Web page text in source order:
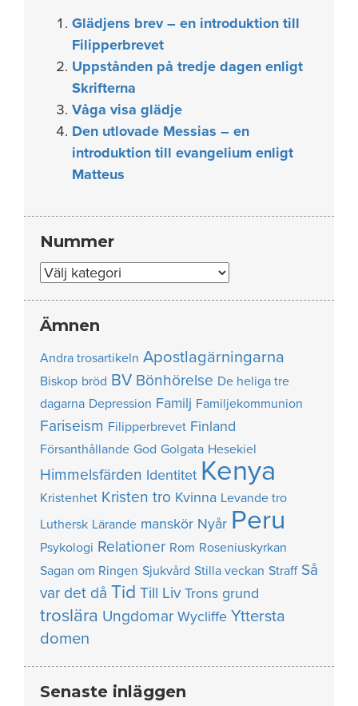
Glädjens brev – en introduktion till
Filipperbrevet
Uppstånden på tredje dagen enligt
Skrifterna
Våga visa glädje
Den utlovade Messias – en
introduktion till evangelium enligt
Matteus
Nummer
Nummer
Ämnen
Andra trosartikeln Apostlagärningarna
Biskop bröd BV Bönhörelse De heliga tre
dagarna Depression Familj Familjekommunion
Fariseism Filipperbrevet Finland
Försanthållande God Golgata Hesekiel
Himmelsfärden Identitet Kenya
Kristenhet Kristen tro Kvinna Levande tro
Luthersk Lärande manskör Nyår Peru
Psykologi Relationer Rom Roseniuskyrkan
Sagan om Ringen Sjukvård Stilla veckan Straff Så
var det då Tid Till Liv Trons grund
troslära Ungdomar Wycliffe Yttersta
domen
Senaste inläggen